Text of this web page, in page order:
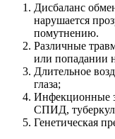
Дисбаланс
нарушается
помутнению.
Различные
или попадании
Длительное
глаза;
Инфекционные
СПИД,
Генетическая